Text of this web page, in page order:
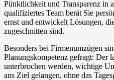
Pünktlichkeit und Transparenz in
qualifiziertes Team berät Sie
ernst und entwickelt Lösungen,
zugeschnitten sind.
Besonders bei Firmenumzügen
Planungskompetenz gefragt: Der
unterbrochen werden, wichtige
ans Ziel gelangen, ohne das